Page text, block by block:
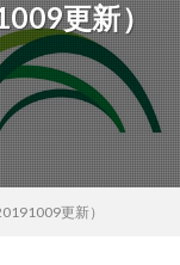
更新）
更新）